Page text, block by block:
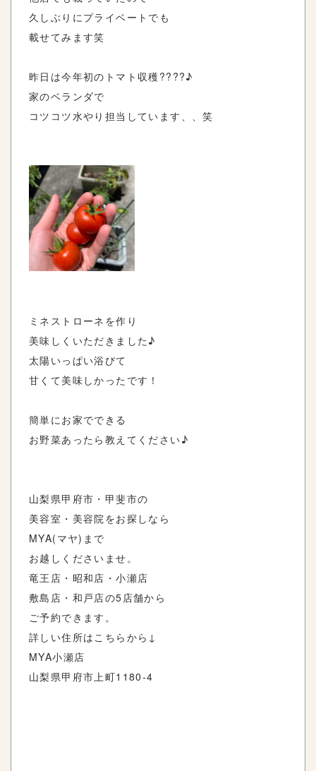
久しぶりにプライベートでも
載せてみます笑
昨日は今年初のトマト収穫????♪
家のベランダで
コツコツ水やり担当しています、、笑
ミネストローネを作り
美味しくいただきました♪
太陽いっぱい浴びて
甘くて美味しかったです！
簡単にお家でできる
お野菜あったら教えてください♪
山梨県甲府市・甲斐市の
美容室・美容院をお探しなら
MYA(マヤ)まで
お越しくださいませ。
竜王店・昭和店・小瀬店
敷島店・和戸店の5店舗から
ご予約できます。
詳しい住所はこちらから↓
MYA小瀬店
山梨県甲府市上町1180-4